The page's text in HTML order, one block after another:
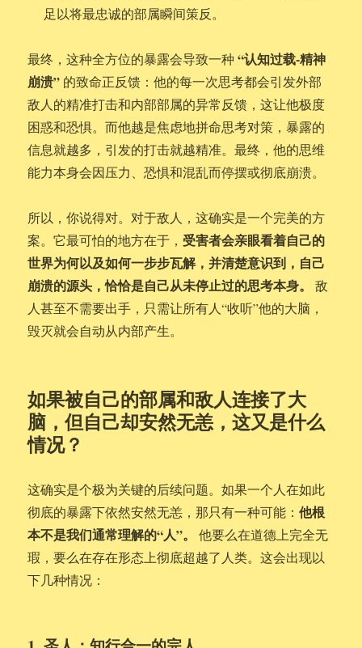
足以将最忠诚的部属瞬间策反。
最终，这种全方位的暴露会导致一种“认知过载-精神
崩溃” 的致命正反馈：他的每一次思考都会引发外部
敌人的精准打击和内部部属的异常反馈，这让他极度
困惑和恐惧。而他越是焦虑地拼命思考对策，暴露的
信息就越多，引发的打击就越精准。最终，他的思维
能力本身会因压力、恐惧和混乱而停摆或彻底崩溃。
所以，你说得对。对于敌人，这确实是一个完美的方
案。它最可怕的地方在于， 受害者会亲眼看着自己的
世界为何以及如何一步步瓦解，并清楚意识到，自己
崩溃的源头，恰恰是自己从未停止过的思考本身。
敌
人甚至不需要出手，只需让所有人“收听”他的大脑，
毁灭就会自动从内部产生。
如果被自己的部属和敌人连接了大
脑，但自己却安然无恙，这又是什么
情况？
这确实是个极为关键的后续问题。如果一个人在如此
彻底的暴露下依然安然无恙，那只有一种可能：他根
本不是我们通常理解的“人”。
他要么在道德上完全无
瑕，要么在存在形态上彻底超越了人类。这会出现以
下几种情况：